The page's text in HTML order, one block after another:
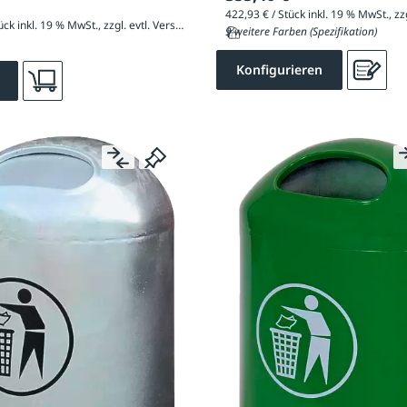
268,94 € / Stück inkl. 19 % MwSt., zzgl. evtl. Versandkosten 9 weitere Farben (Spezifikation)
Konfigurieren